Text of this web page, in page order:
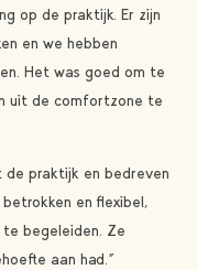
op de praktijk. Er zijn
en we hebben
Het was goed om te
uit de comfortzone te
de praktijk en bedreven
en flexibel,
begeleiden. Ze
aan had.”